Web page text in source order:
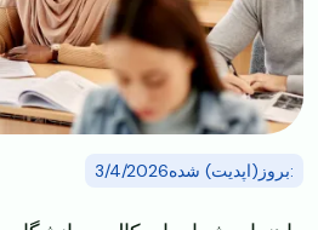
:بروز(اپدیت) شده3/4/2026